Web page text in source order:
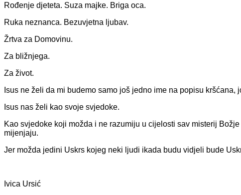
Rođenje djeteta. Suza majke. Briga oca.
Ruka neznanca. Bezuvjetna ljubav.
Žrtva za Domovinu.
Za bližnjega.
Za život.
Isus ne želi da mi budemo samo još jedno ime na popisu
Isus nas želi kao svoje svjedoke.
Kao svjedoke koji možda i ne razumiju u cijelosti sav misterij
mijenjaju.
Jer možda jedini Uskrs kojeg neki ljudi ikada budu vidjeli bude
Ivica Ursić